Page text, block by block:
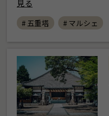
見る
# 五重塔 # マルシェ